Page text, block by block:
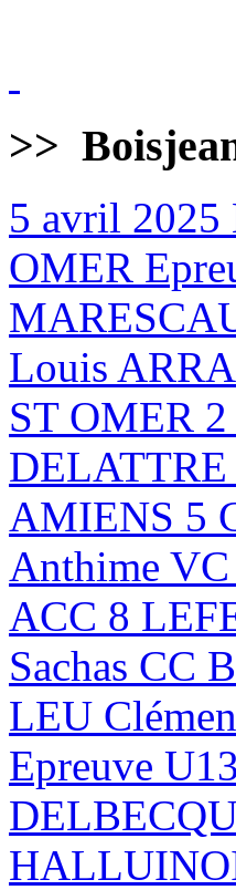
>>
5 avril 2025
OMER
Louis
ST OMER
AMIENS 5
Anthime
ACC 8
Sachas CC
LEU
Epreuve